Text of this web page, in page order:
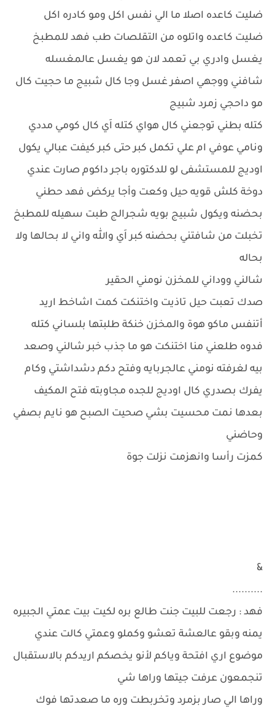
ضليت كاعده اصلا ما الي نفس اكل ومو كادره اكل
ضليت كاعده واتلوه من التقلصات طب فهد للمطبخ
يغسل وادري بي تعمد لان هو يغسل عالمغسله
شافني ووجهي اصفر غسل وجا كال شبيج ما حجيت كال
مو داحجي زمرد شبيج
كتله بطني توجعني كال هواي كتله اَي كال كومي مددي
ونامي عوفي ام علي تكمل كبر حتى كبر كيفت عبالي يكول
اوديج للمستشفى لو للدكتوره باجر داكوم صارت عندي
دوخة كلش قويه حيل وكعت وأجا يركض فهد حطني
بحضنه ويكول شبيج بويه شجرالج طبت سهيله للمطبخ
تخبلت من شافتني بحضنه كبر اَي والله واني لا بحالها ولا
بحاله
شالني ووداني للمخزن نومني الحقير
صدك تعبت حيل تاذيت واختنكت كمت اشاخط اريد
أتنفس ماكو هوة والمخزن خنكة طلبتها بلساني كتله
فدوه طلعني منا اختنكت هو ما جذب خبر شالني وصعد
بيه لغرفته نومني عالجربايه وفتح دكم دشداشتي وكام
يفرك بصدري كال اوديج للجده مجاوبته فتح المكيف
بعدها نمت محسيت بشي صحيت الصبح هو نايم بصفي
وحاضني
كمزت رأسا وانهزمت نزلت جوة
&
..........
فهد : رجعت للبيت جنت طالع بره لكيت بيت عمتي الجبيره
يمنه وبقو عالعشة تعشو وكملو وعمتي كالت عندي
موضوع اري افتحة وياكم لأنو يخصكم اريدكم بالاستقبال
تنجمعون عرفت جيتها وراها شي
وراها الي صار بزمرد وتخربطت وره ما صعدتها فوك